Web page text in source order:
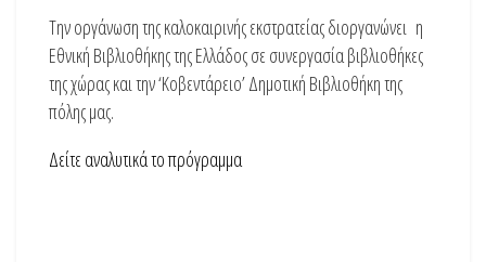
Την οργάνωση της καλοκαιρινής εκστρατείας διοργανώνει η
Εθνική Βιβλιοθήκης της Ελλάδος σε συνεργασία βιβλιοθήκες
της χώρας και την ‘Κοβεντάρειο’ Δημοτική Βιβλιοθήκη της
πόλης μας.
Δείτε αναλυτικά το πρόγραμμα